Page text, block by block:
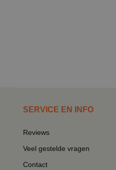
SERVICE EN INFO
Reviews
Veel gestelde vragen
Contact